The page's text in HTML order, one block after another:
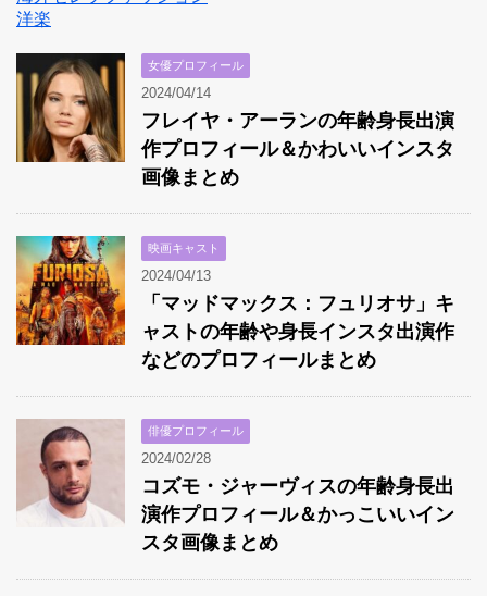
洋楽
女優プロフィール
2024/04/14
フレイヤ・アーランの年齢身長出演
作プロフィール＆かわいいインスタ
画像まとめ
映画キャスト
2024/04/13
「マッドマックス：フュリオサ」キ
ャストの年齢や身長インスタ出演作
などのプロフィールまとめ
俳優プロフィール
2024/02/28
コズモ・ジャーヴィスの年齢身長出
演作プロフィール＆かっこいいイン
スタ画像まとめ